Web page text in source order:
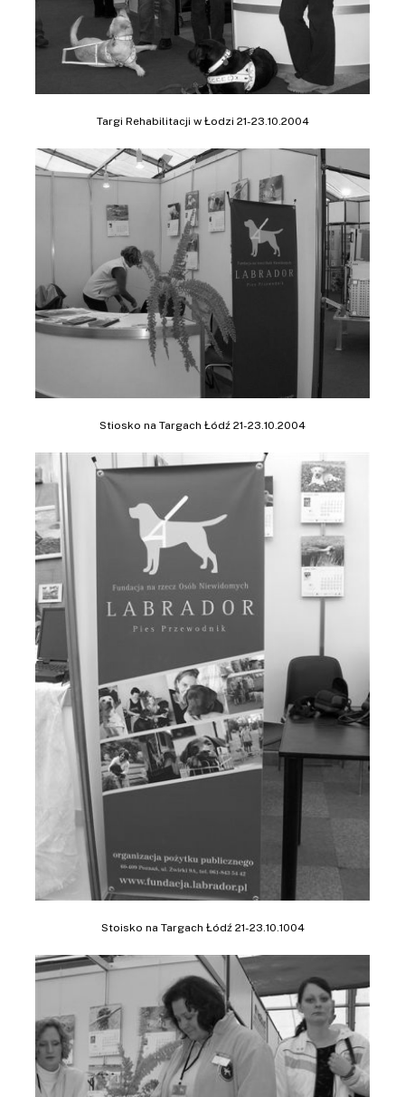
Targi Rehabilitacji w Łodzi 21-23.10.2004
Stiosko na Targach Łódź 21-23.10.2004
Stoisko na Targach Łódź 21-23.10.1004